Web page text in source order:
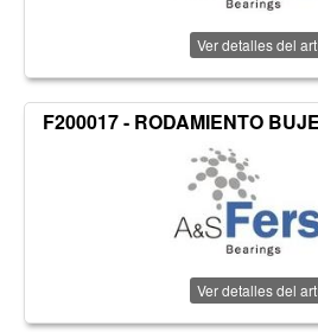
Ver detalles del
F200017 - RODAMIENTO
Ver detalles del